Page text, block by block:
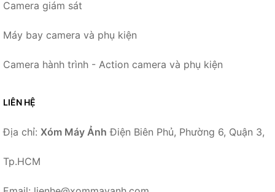
Camera giám sát
Máy bay camera và phụ kiện
Camera hành trình - Action camera và phụ kiện
LIÊN HỆ
Địa chỉ: Xóm Máy Ảnh Điện Biên Phủ, Phường 6, Quận 3,
Tp.HCM